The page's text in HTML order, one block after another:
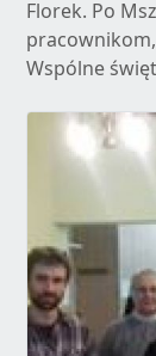
Florek. Po
Wspólne